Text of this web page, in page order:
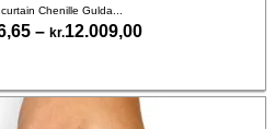
Chenille Gulda...
– kr.12.009,00Prisinterval:
kr.12.009,00
vare